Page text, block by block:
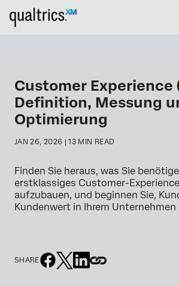
Customer Experience
Definition, Messung
Optimierung
JAN 26, 2026 | 13 MIN READ
Finden Sie heraus, was Sie
erstklassiges Customer-
aufzubauen, und beginnen Sie,
Kundenwert in Ihrem Unternehmen
SHARE